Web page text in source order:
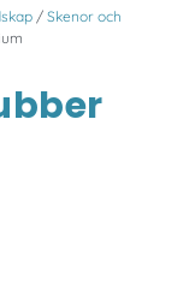
/ Skenor och